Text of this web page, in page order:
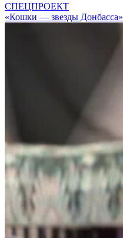
СПЕЦПРОЕКТ
«Кошки — звезды Донбасса»